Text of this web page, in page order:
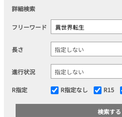
詳細検索
フリーワード
長さ
進行状況
R指定 R指定なし R15